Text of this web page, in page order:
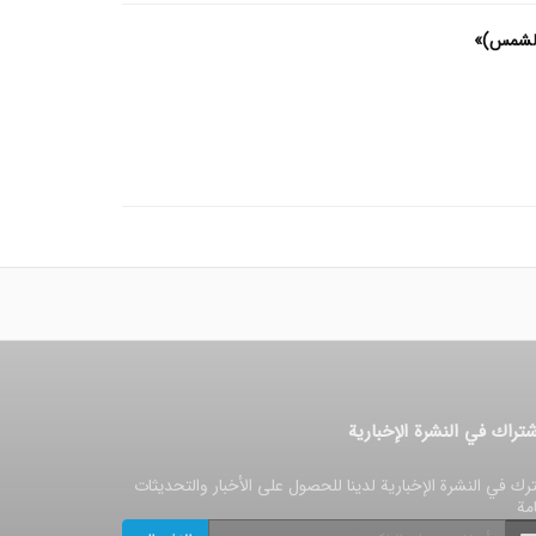
الشمس)»
في النشرة الإخبارية
في النشرة الإخبارية لدينا للحصول على الأخبار والتحديثات